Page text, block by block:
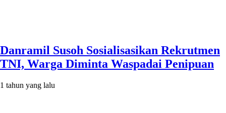
Danramil Susoh Sosialisasikan Rekrutmen
TNI, Warga Diminta Waspadai Penipuan
1 tahun yang lalu